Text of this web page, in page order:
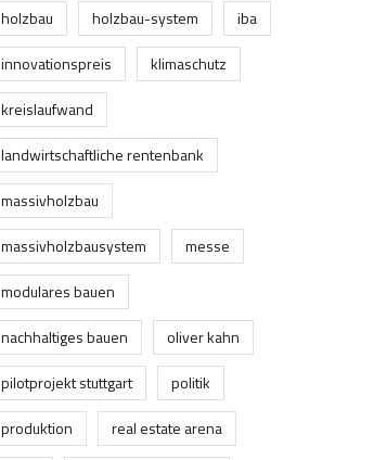
holzbau
holzbau-system
iba
innovationspreis
klimaschutz
kreislaufwand
landwirtschaftliche rentenbank
massivholzbau
massivholzbausystem
messe
modulares bauen
nachhaltiges bauen
oliver kahn
pilotprojekt stuttgart
politik
produktion
real estate arena